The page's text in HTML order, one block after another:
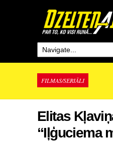
FILMAS/SERIĀLI
Elitas
“Iļģuciema